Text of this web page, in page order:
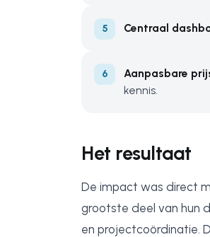
Centraal
Aanpasbare
kennis.
Het resultaat
De impact was direct
grootste deel van hun
en projectcoördinatie.